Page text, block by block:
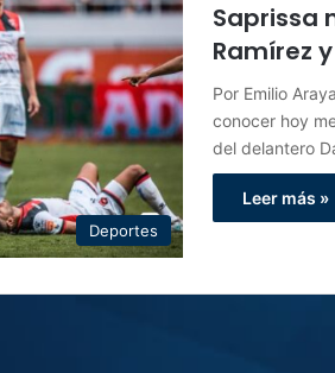
Deportes
Saprissa
Ramírez
Por Emilio
conocer hoy
del delantero
Leer más »